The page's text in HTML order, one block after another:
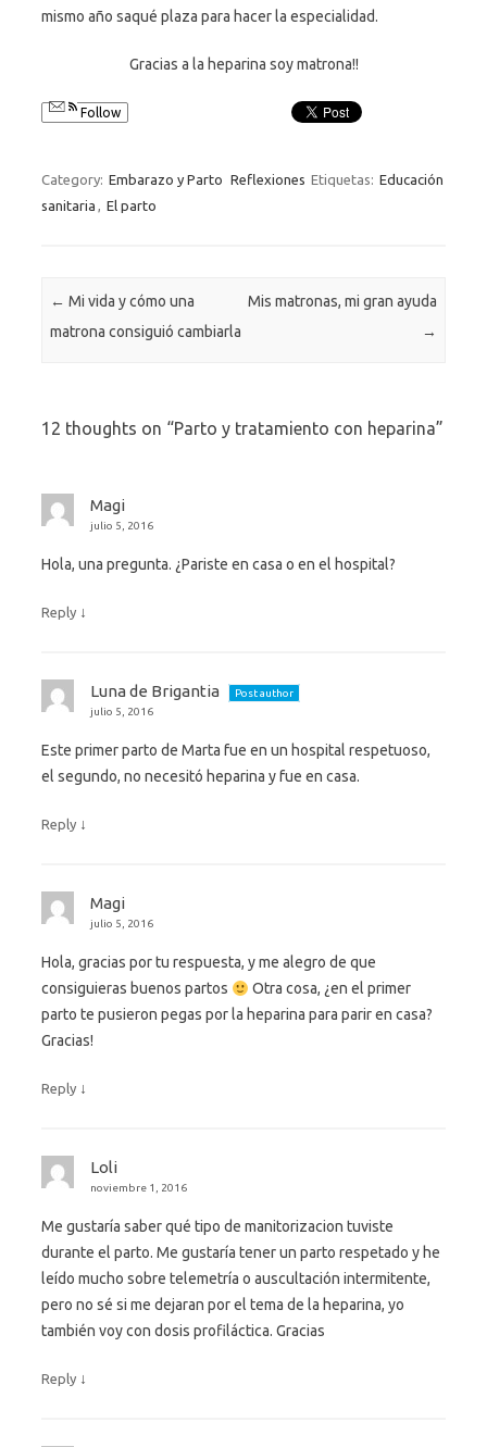
mismo año saqué plaza para hacer la especialidad.
Gracias a la heparina soy matrona!!
Follow
Category: Embarazo y Parto Reflexiones Etiquetas: Educación
sanitaria
El parto
Post navigation
← Mi vida y cómo una
matrona consiguió cambiarla
Mis matronas, mi gran ayuda
→
12 thoughts on “Parto y tratamiento con heparina”
Magi
julio 5, 2016
Hola, una pregunta. ¿Pariste en casa o en el hospital?
Reply ↓
Luna de Brigantia
Post author
julio 5, 2016
Este primer parto de Marta fue en un hospital respetuoso,
el segundo, no necesitó heparina y fue en casa.
Reply ↓
Magi
julio 5, 2016
Hola, gracias por tu respuesta, y me alegro de que
consiguieras buenos partos
Otra cosa, ¿en el primer
parto te pusieron pegas por la heparina para parir en casa?
Gracias!
Reply ↓
Loli
noviembre 1, 2016
Me gustaría saber qué tipo de manitorizacion tuviste
durante el parto. Me gustaría tener un parto respetado y he
leído mucho sobre telemetría o auscultación intermitente,
pero no sé si me dejaran por el tema de la heparina, yo
también voy con dosis profiláctica. Gracias
Reply ↓